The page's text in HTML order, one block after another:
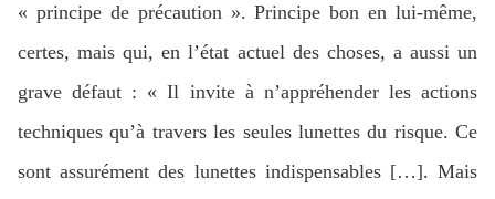
« principe de précaution ». Principe bon en lui-même,
certes, mais qui, en l’état actuel des choses, a aussi un
grave défaut : « Il invite à n’appréhender les actions
techniques qu’à travers les seules lunettes du risque. Ce
sont assurément des lunettes indispensables […]. Mais